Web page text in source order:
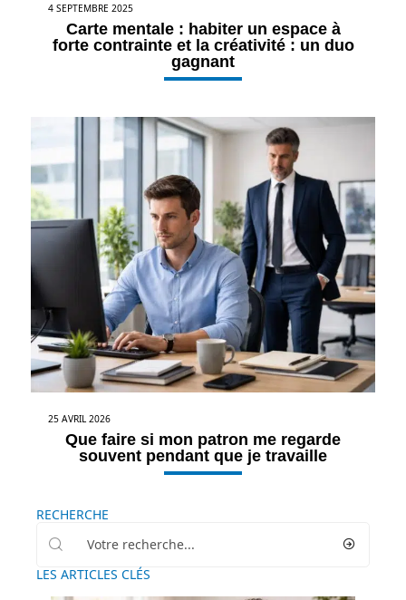
4 SEPTEMBRE 2025
Carte mentale : habiter un espace à
forte contrainte et la créativité : un duo
gagnant
25 AVRIL 2026
Que faire si mon patron me regarde
souvent pendant que je travaille
RECHERCHE
LES ARTICLES CLÉS